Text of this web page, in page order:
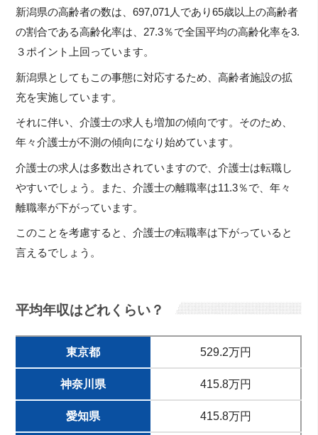
新潟県の高齢者の数は、697,071人であり65歳以上の高齢者
の割合である高齢化率は、27.3％で全国平均の高齢化率を3.
３ポイント上回っています。
新潟県としてもこの事態に対応するため、高齢者施設の拡
充を実施しています。
それに伴い、介護士の求人も増加の傾向です。そのため、
年々介護士が不測の傾向になり始めています。
介護士の求人は多数出されていますので、介護士は転職し
やすいでしょう。また、介護士の離職率は11.3％で、年々
離職率が下がっています。
このことを考慮すると、介護士の転職率は下がっていると
言えるでしょう。
平均年収はどれくらい？
東京都 529.2万円
神奈川県 415.8万円
愛知県 415.8万円